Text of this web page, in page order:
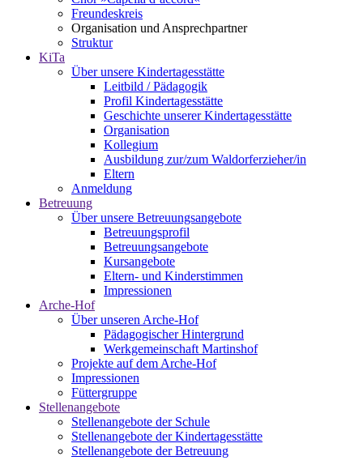
Freundeskreis
Organisation und Ansprechpartner
Struktur
KiTa
Über unsere Kindertagesstätte
Leitbild / Pädagogik
Profil Kindertagesstätte
Geschichte unserer Kindertagesstätte
Organisation
Kollegium
Ausbildung zur/zum Waldorferzieher/in
Eltern
Anmeldung
Betreuung
Über unsere Betreuungsangebote
Betreuungsprofil
Betreuungsangebote
Kursangebote
Eltern- und Kinderstimmen
Impressionen
Arche-Hof
Über unseren Arche-Hof
Pädagogischer Hintergrund
Werkgemeinschaft Martinshof
Projekte auf dem Arche-Hof
Impressionen
Füttergruppe
Stellenangebote
Stellenangebote der Schule
Stellenangebote der Kindertagesstätte
Stellenangebote der Betreuung